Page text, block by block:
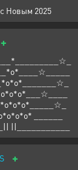
Новым 2025
+
______
||___________
+